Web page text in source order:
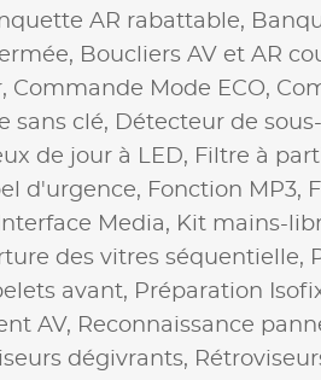
AR rabattable,
Boucliers AV et AR
Commande Mode ECO,
sans clé, Détecteur de
de jour à LED, Filtre à
d'urgence, Fonction MP3,
Interface Media, Kit mains-
des vitres séquentielle,
avant, Préparation
AV, Reconnaissance
dégivrants,